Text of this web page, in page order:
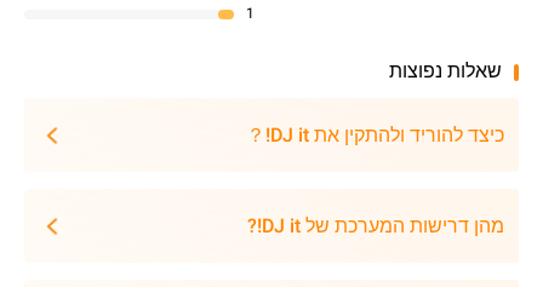
1
שאלות נפוצות
כיצד להוריד ולהתקין את DJ it!？
מהן דרישות המערכת של DJ it!?